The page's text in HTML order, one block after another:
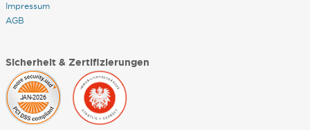
Impressum
AGB
Sicherheit & Zertifizierungen